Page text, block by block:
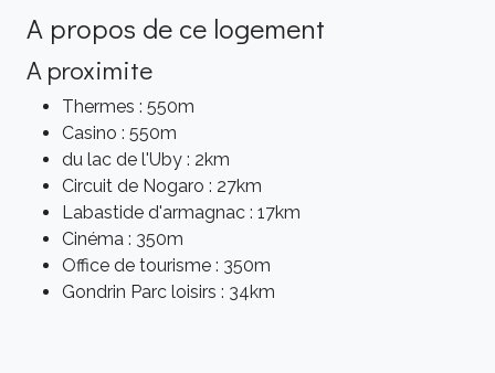
A propos de ce logement
A proximite
Thermes : 550m
Casino : 550m
du lac de l'Uby : 2km
Circuit de Nogaro : 27km
Labastide d'armagnac : 17km
Cinéma : 350m
Office de tourisme : 350m
Gondrin Parc loisirs : 34km